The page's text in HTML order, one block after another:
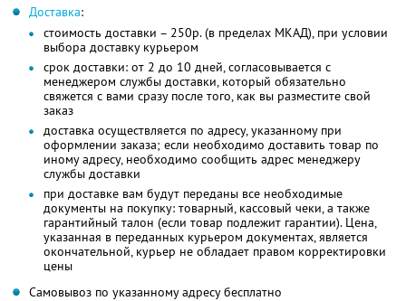
Доставка:
стоимость доставки – 250р. (в пределах МКАД), при условии
выбора доставку курьером
срок доставки: от 2 до 10 дней, согласовывается с
менеджером службы доставки, который обязательно
свяжется с вами сразу после того, как вы разместите свой
заказ
доставка осуществляется по адресу, указанному при
оформлении заказа; если необходимо доставить товар по
иному адресу, необходимо сообщить адрес менеджеру
службы доставки
при доставке вам будут переданы все необходимые
документы на покупку: товарный, кассовый чеки, а также
гарантийный талон (если товар подлежит гарантии). Цена,
указанная в переданных курьером документах, является
окончательной, курьер не обладает правом корректировки
цены
Самовывоз по указанному адресу бесплатно